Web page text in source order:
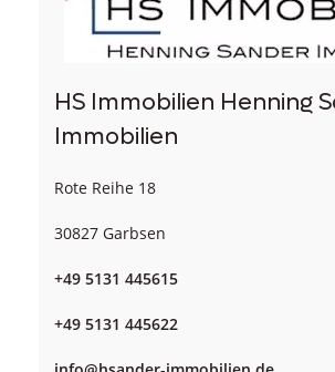
HS Immobilien Henning
Immobilien
Rote Reihe 18
30827 Garbsen
+49 5131 445615
+49 5131 445622